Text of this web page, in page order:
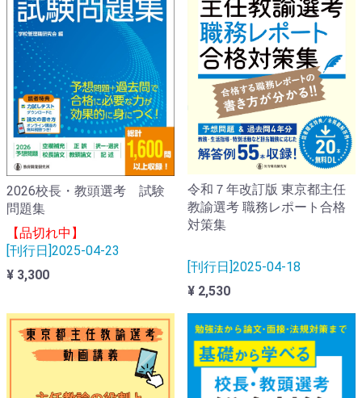
2026校長・教頭選考 試験
問題集
【品切れ中】
[刊行日]2025-04-23
¥ 3,300
令和７年改訂版 東京都主任
教諭選考 職務レポート合格
対策集
[刊行日]2025-04-18
¥ 2,530